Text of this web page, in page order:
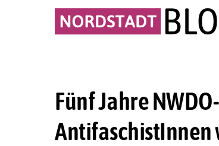
Fünf Jahre
AntifaschistInnen